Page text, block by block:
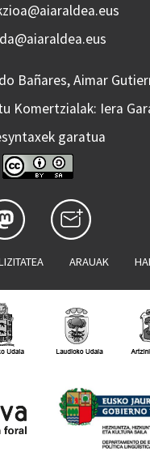
Bañares, Aimar
Komertzialak: Iera
garatua
ARAUAK